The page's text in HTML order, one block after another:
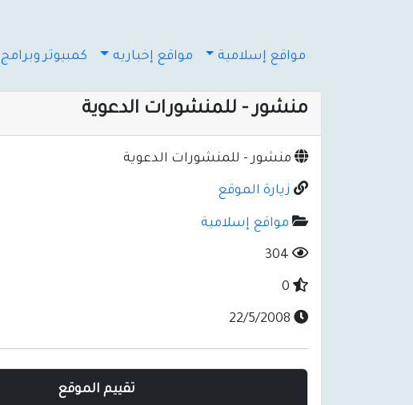
مواقع إسلامية مواقع إخباريه كمبيوتر وبرامج
منشور - للمنشورات الدعوية
منشور - للمنشورات الدعوية
زيارة الموقع
مواقع إسلامية
تقييم الموقع